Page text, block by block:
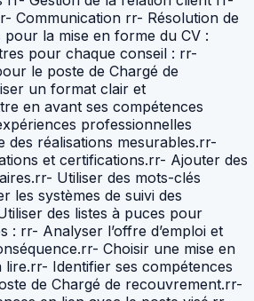
Communication rr- Résolution de
la mise en forme du CV :
pour chaque conseil : rr-
le poste de Chargé de
un format clair et
en avant ses compétences
professionnelles
des réalisations mesurables.rr-
et certifications.rr- Ajouter des
Utiliser des mots-clés
les systèmes de suivi des
des listes à puces pour
: rr- Analyser l’offre d’emploi et
Choisir une mise en
lire.rr- Identifier ses compétences
de Chargé de recouvrement.rr-